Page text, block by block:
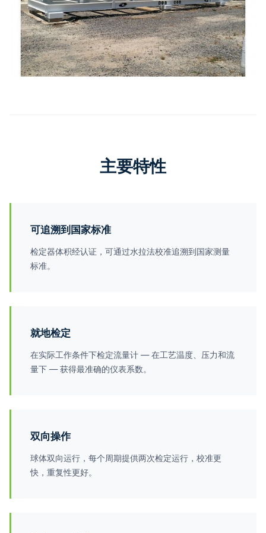
主要特性
可追溯到国家标准
检定器体积经认证，可通过水拉法校准追溯到国家测量
标准。
就地检定
在实际工作条件下检定流量计 — 在工艺温度、压力和流
量下 — 获得最准确的仪表系数。
双向操作
球体双向运行，每个周期提供两次检定运行，校准更
快，重复性更好。